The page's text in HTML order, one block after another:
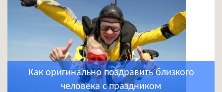
Как оригинально поздравить близкого
человека с праздником